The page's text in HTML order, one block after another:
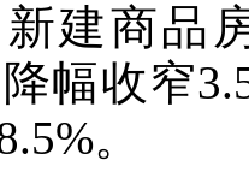
新建商品
降幅收窄
。